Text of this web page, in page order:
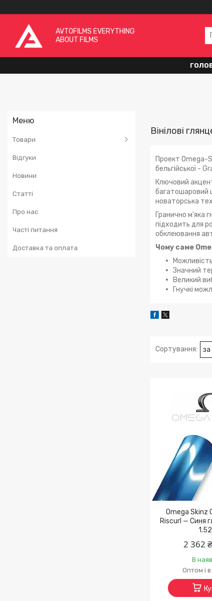
AVTOFILMS EVERYTHING
ABOUT FILMS
Товари
Відгуки
Новини
Статті
Про нас
Часті питання
Доставка та оплата
Вінілові
Проект Omega-
бельгійської -
Ключовий
багатошаровий
новаторська
Гранично м'яка
підходить для
обклеювання
Чому саме
Значний
Великий
Гнучкі
Omega Skinz
Riscurl — Синя
2 362
В
Оптом і